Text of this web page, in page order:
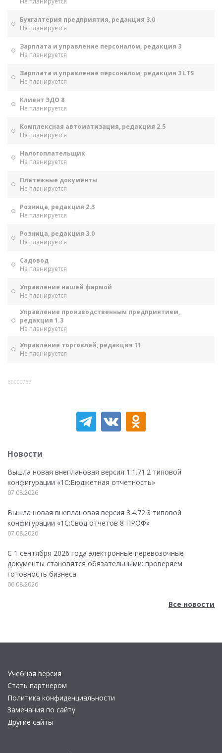
Бухгалтерия предприятия, редакция 3.0
Не планируется
Зарплата и управление персоналом, редакция 3
Не планируется
Зарплата и управление персоналом, редакция 3 LTS
Не планируется
Клиент ЭДО 8
Не планируется
Комплексная автоматизация, редакция 2.5
Не планируется
Налогоплательщик
Не планируется
Платежные документы
Не планируется
Розница, редакция 2.3
Не планируется
Розница, редакция 3.0
Не планируется
Садовод
Не планируется
Управление нашей фирмой
Не планируется
Управление производственным предприятием,
редакция 1.3
Не планируется
Управление торговлей, редакция 11
Не планируется
30000757
Новости
Вышла новая внеплановая версия 1.1.71.2 типовой
конфигурации «1C:Бюджетная отчетность»
07.08.2026
Вышла новая внеплановая версия 3.4.72.3 типовой
конфигурации «1C:Свод отчетов 8 ПРОФ»
07.08.2026
С 1 сентября 2026 года электронные перевозочные
документы становятся обязательными: проверяем
готовность бизнеса
06.08.2026
Все новости
Учебная версия
Стать партнером
Политика конфиденциальности
Замечания по сайту
Другие сайты